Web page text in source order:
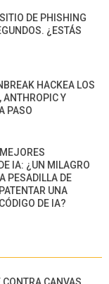
DE PHISHING
¿ESTÁS
HACKEA LOS
ANTHROPIC Y
PASO
IA: ¿UN MILAGRO
PESADILLA DE
UNA
DE IA?
CONTRA CANVAS